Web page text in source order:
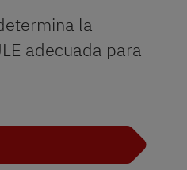
la
adecuada para